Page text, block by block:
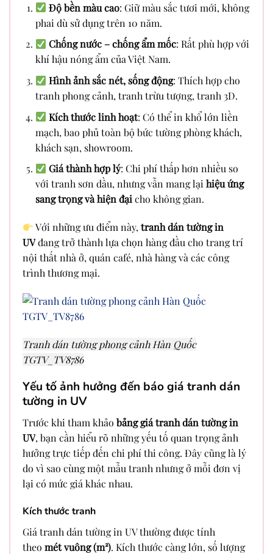
Độ bền màu cao: Giữ màu sắc tươi mới, không
phai dù sử dụng trên 10 năm.
Chống nước – chống ẩm mốc: Rất phù hợp với
khí hậu nóng ẩm của Việt Nam.
Hình ảnh sắc nét, sống động: Thích hợp cho
tranh phong cảnh, tranh trừu tượng, tranh 3D.
Kích thước linh hoạt: Có thể in khổ lớn liền
mạch, bao phủ toàn bộ bức tường phòng khách,
khách sạn, showroom.
Giá thành hợp lý: Chi phí thấp hơn nhiều so
với tranh sơn dầu, nhưng vẫn mang lại hiệu ứng
sang trọng và hiện đại cho không gian.
Với những ưu điểm này,tranh dán tường in
UVđang trở thành lựa chọn hàng đầu cho trang trí
nội thất nhà ở, quán café, nhà hàng và các công
trình thương mại.
Tranh dán tường phong cảnh Hàn Quốc
TGTV_TV8786
Yếu tố ảnh hưởng đến báo giá tranh dán
tường in UV
Trước khi tham khảo bảng giá tranh dán tường in
UV, bạn cần hiểu rõ những yếu tố quan trọng ảnh
hưởng trực tiếp đến chi phí thi công. Đây cũng là lý
do vì sao cùng một mẫu tranh nhưng ở mỗi đơn vị
lại có mức giá khác nhau.
Kích thước tranh
Giá tranh dán tường in UV thường được tính
theo mét vuông (m²). Kích thước càng lớn, số lượng